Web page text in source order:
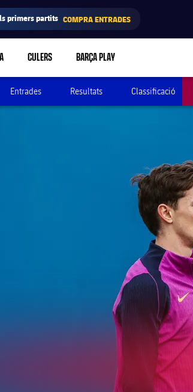
primers partits COMPRA ENTRADES
CULERS BARÇA PLAY
Entrades Resultats Classificació